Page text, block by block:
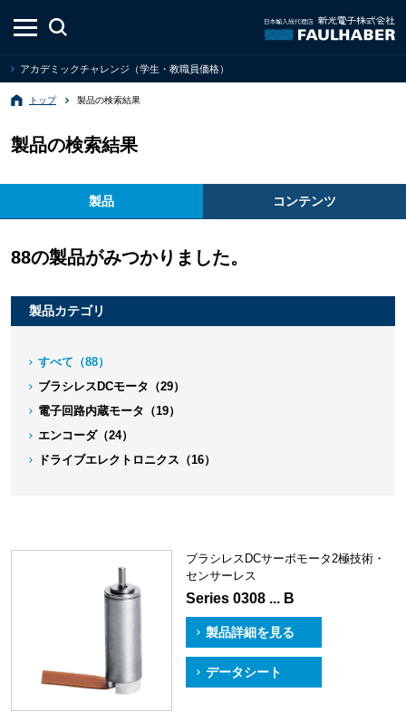
アカデミックチャレンジ（学生・教職員価格）
トップ 製品の検索結果
製品の検索結果
製品 コンテンツ
88の製品がみつかりました。
製品カテゴリ
すべて（88）
ブラシレスDCモータ（29）
電子回路内蔵モータ（19）
エンコーダ（24）
ドライブエレクトロニクス（16）
ブラシレスDCサーボモータ2極技術・
センサーレス
Series 0308 ... B
製品詳細を見る
データシート